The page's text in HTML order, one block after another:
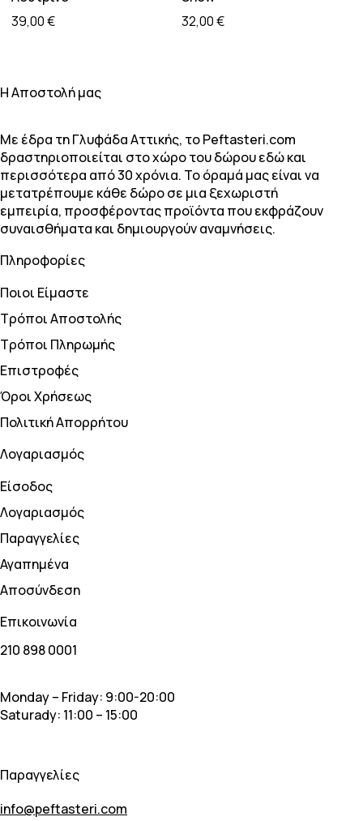
39,00€
32,00€
H Αποστολή μας
Με έδρα τη Γλυφάδα Αττικής, το Peftasteri.com
δραστηριοποιείται στο χώρο του δώρου εδώ και
περισσότερα από 30 χρόνια. Το όραμά μας είναι να
μετατρέπουμε κάθε δώρο σε μια ξεχωριστή
εμπειρία, προσφέροντας προϊόντα που εκφράζουν
συναισθήματα και δημιουργούν αναμνήσεις.
Πληροφορίες
Ποιοι Είμαστε
Τρόποι Αποστολής
Τρόποι Πληρωμής
Επιστροφές
Όροι Χρήσεως
Πολιτική Απορρήτου
Λογαριασμός
Είσοδος
Λογαριασμός
Παραγγελίες
Αγαπημένα
Αποσύνδεση
Επικοινωνία
210 898 0001
Monday – Friday: 9:00-20:00
Saturady: 11:00 – 15:00
Παραγγελίες
info@peftasteri.com